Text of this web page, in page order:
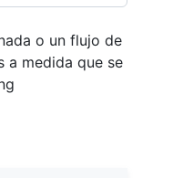
o un flujo de
a medida que se